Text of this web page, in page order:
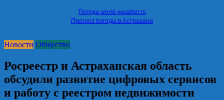
Погода world-weather.ru
Прогноз погоды в Астрахани
Новости Общество
Росреестр и Астраханская область
обсудили развитие цифровых сервисов
и работу с реестром недвижимости